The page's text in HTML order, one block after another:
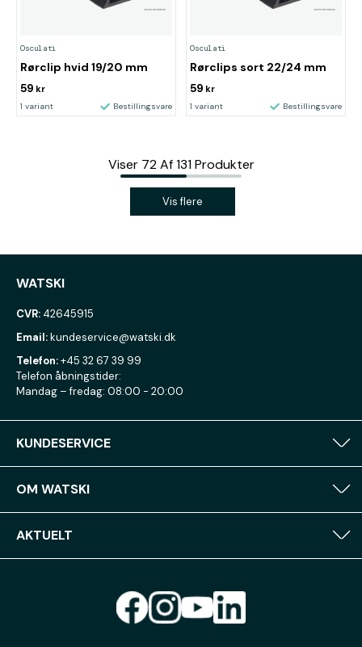
Osculati
Rørclip hvid 19/20 mm
59 kr
1 variant Bestillingsvare
Osculati
Rørclips sort 22/24 mm
59 kr
1 variant Bestillingsvare
Viser 72 Af 131 Produkter
Vis flere
WATSKI
CVR: 42645915
Email:kundeservice@watski.dk
Telefon:+45 32 67 39 99
Telefon åbningstider:
Mandag – fredag: 08:00 - 20:00
KUNDESERVICE
OM WATSKI
AKTUELT